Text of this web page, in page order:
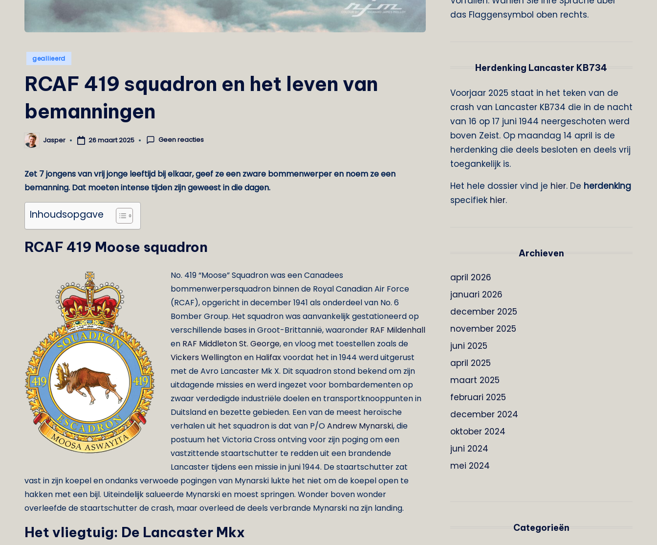
Geplaatst
geallieerd
RCAF 419 squadron en het leven van
bemanningen
Geplaatst
door
Jasper 26 maart 2025 Geen reacties
Zet 7 jongens van vrij jonge leeftijd bij elkaar, geef ze een zware bommenwerper en noem ze een
bemanning. Dat moeten intense tijden zijn geweest in die dagen.
Inhoudsopgave
RCAF 419 Moose squadron
No. 419 “Moose” Squadron was een Canadees
bommenwerpersquadron binnen de Royal Canadian Air Force
(RCAF), opgericht in december 1941 als onderdeel van No. 6
Bomber Group. Het squadron was aanvankelijk gestationeerd op
verschillende bases in Groot-Brittannië, waaronder RAF Mildenhall
en RAF Middleton St. George, en vloog met toestellen zoals de
Vickers Wellingtonen Halifaxvoordat het in 1944 werd uitgerust
met de Avro Lancaster Mk X. Dit squadron stond bekend om zijn
uitdagende missies en werd ingezet voor bombardementen op
zwaar verdedigde industriële doelen en transportknooppunten in
Duitsland en bezette gebieden. Een van de meest heroïsche
verhalen uit het squadron is dat van P/OAndrew Mynarski, die
postuum het Victoria Cross ontving voor zijn poging om een
vastzittende staartschutter te redden uit een brandende
Lancaster tijdens een missie in juni 1944. De staartschutter zat
vast in zijn koepel en ondanks verwoede pogingen van Mynarski lukte het niet om de koepel open te
hakken met een bijl. Uiteindelijk salueerde Mynarski en moest springen. Wonder boven wonder
overleefde de staartschutter de crash, maar overleed de deels verbrande Mynarski na zijn landing.
Het vliegtuig: De Lancaster Mkx
das Flaggensymbol oben rechts.
Herdenking Lancaster KB734
Voorjaar 2025 staat in het teken van de
crash van Lancaster KB734 die in de nacht
van 16 op 17 juni 1944 neergeschoten werd
boven Zeist. Op maandag 14 april is de
herdenking die deels besloten en deels vrij
toegankelijk is.
Het hele dossier vind je hier. De herdenking
specifiek hier.
Archieven
april 2026
januari 2026
december 2025
november 2025
juni 2025
april 2025
maart 2025
februari 2025
december 2024
oktober 2024
juni 2024
mei 2024
Categorieën